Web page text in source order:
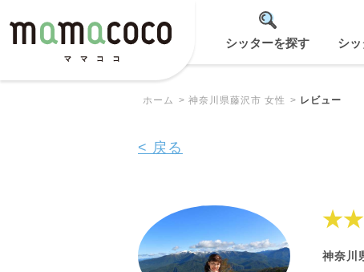
シッターを探す シ
ホーム 神奈川県藤沢市 女性 レビュー
< 戻る
神奈川